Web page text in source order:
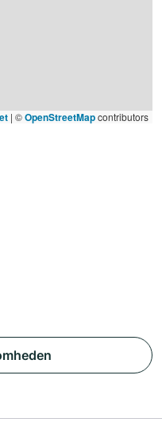
| ©OpenStreetMapcontributors